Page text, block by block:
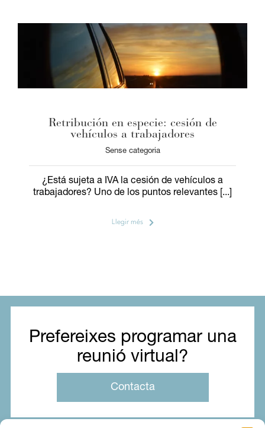
Retribución en especie: cesión de
vehículos a trabajadores
Sense categoria
¿Está sujeta a IVA la cesión de vehículos a
trabajadores? Uno de los puntos relevantes [...]
Llegir més
Prefereixes programar una
reunió virtual?
Contacta